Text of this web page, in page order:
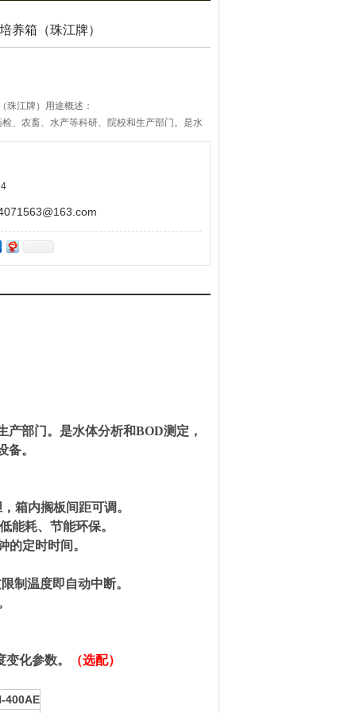
养箱（珠江牌）
珠江牌）用途概述：
、农畜、水产等科研、院校和生产部门。是水
、微生物的培养、保存、植物栽培、育种试验的
部门。是水体分析和BOD测定，
。
箱内搁板间距可调。
能耗、节能环保。
的定时时间。
制温度即自动中断。
化参数。
（选配）
400AE